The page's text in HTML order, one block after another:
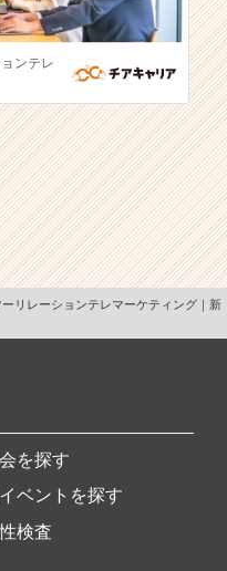
リレーションテレマーケティング｜新
を探す
ベントを探す
検査